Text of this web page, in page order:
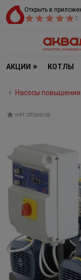
Открыть в
1
АКЦИИ ⭐ КОТЛЫ
Насосы
нет отзывов